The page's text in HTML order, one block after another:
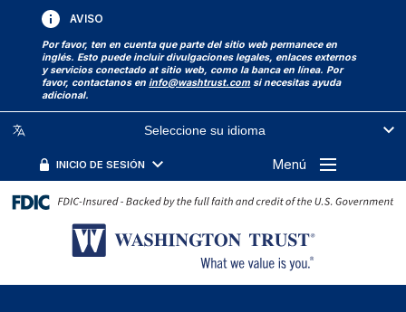
AVISO
Por favor, ten en cuenta que parte del sitio web permanece en
inglés. Esto puede incluir divulgaciones legales, enlaces externos
y servicios conectado at sitio web, como la banca en línea. Por
favor, contactanos eninfo@washtrust.com si necesitas ayuda
adicional.
Seleccione su idioma
INICIO DE SESIÓN Menú